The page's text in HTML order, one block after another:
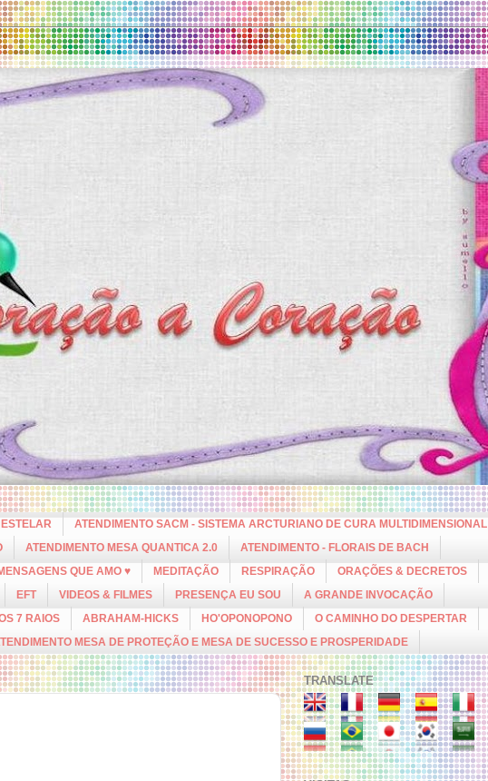
ATENDIMENTO SACM - SISTEMA ARCTURIANO DE CURA MULTIDIMENSIONAL
ATENDIMENTO MESA QUANTICA 2.0
ATENDIMENTO - FLORAIS DE BACH
QUE AMO ♥ MEDITAÇÃO RESPIRAÇÃO ORAÇÕES & DECRETOS
EFT VIDEOS & FILMES PRESENÇA EU SOU
A GRANDE INVOCAÇÃO
7 RAIOS ABRAHAM-HICKS HO'OPONOPONO O CAMINHO DO DESPERTAR
MESA DE PROTEÇÃO E MESA DE SUCESSO E PROSPERIDADE
TRANSLATE